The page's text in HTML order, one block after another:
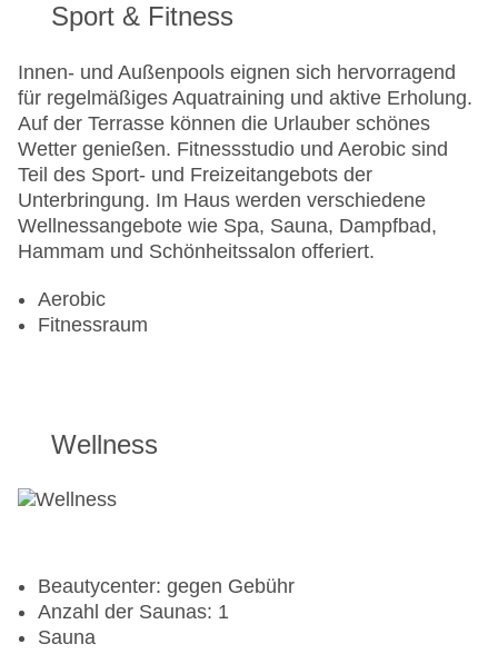
Sport & Fitness
Innen- und Außenpools eignen sich hervorragend
für regelmäßiges Aquatraining und aktive Erholung.
Auf der Terrasse können die Urlauber schönes
Wetter genießen. Fitnessstudio und Aerobic sind
Teil des Sport- und Freizeitangebots der
Unterbringung. Im Haus werden verschiedene
Wellnessangebote wie Spa, Sauna, Dampfbad,
Hammam und Schönheitssalon offeriert.
Aerobic
Fitnessraum
Wellness
Beautycenter: gegen Gebühr
Anzahl der Saunas: 1
Sauna